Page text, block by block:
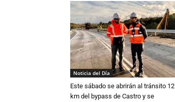
Noticia del Día
Este sábado se abrirán al tránsito 12
km del bypass de Castro y se